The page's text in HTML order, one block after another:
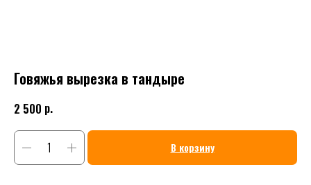
Говяжья вырезка в тандыре
2 500 р.
В корзину